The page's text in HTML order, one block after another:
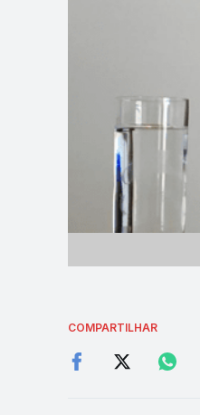
COMPARTILHAR